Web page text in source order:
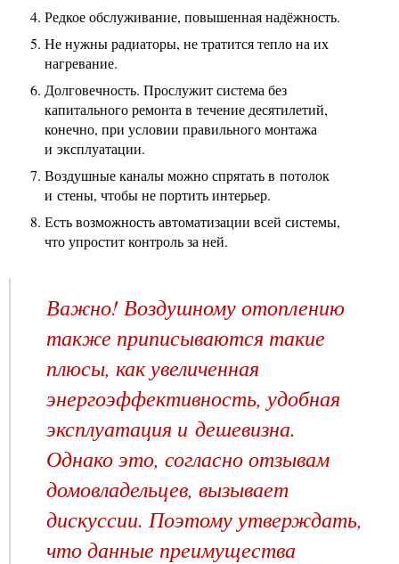
Редкое обслуживание, повышенная надёжность.
Не нужны радиаторы, не тратится тепло на их
нагревание.
Долговечность. Прослужит система без
капитального ремонта в течение десятилетий,
конечно, при условии правильного монтажа
и эксплуатации.
Воздушные каналы можно спрятать в потолок
и стены, чтобы не портить интерьер.
Есть возможность автоматизации всей системы,
что упростит контроль за ней.
Важно! Воздушному отоплению
также приписываются такие
плюсы, как увеличенная
энергоэффективность, удобная
эксплуатация и дешевизна.
Однако это, согласно отзывам
домовладельцев, вызывает
дискуссии. Поэтому утверждать,
что данные преимущества